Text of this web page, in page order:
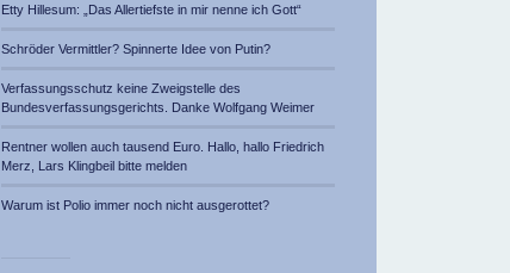
Etty Hillesum: „Das Allertiefste in mir nenne ich Gott“
Schröder Vermittler? Spinnerte Idee von Putin?
Verfassungsschutz keine Zweigstelle des
Bundesverfassungsgerichts. Danke Wolfgang Weimer
Rentner wollen auch tausend Euro. Hallo, hallo Friedrich
Merz, Lars Klingbeil bitte melden
Warum ist Polio immer noch nicht ausgerottet?